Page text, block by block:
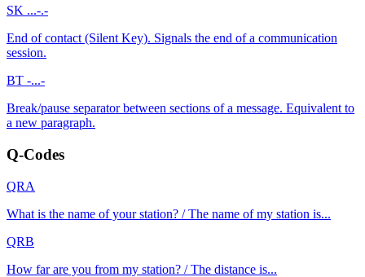
SK ...-.-
End of contact (Silent Key). Signals the end of a communication
session.
BT -...-
Break/pause separator between sections of a message. Equivalent to
a new paragraph.
Q-Codes
QRA
What is the name of your station? / The name of my station is...
QRB
How far are you from my station? / The distance is...